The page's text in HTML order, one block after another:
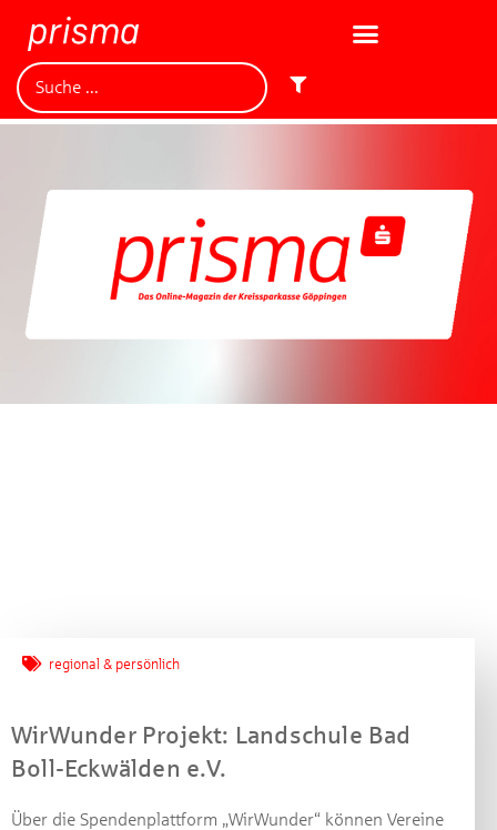
regional & persönlich
WirWunder Projekt: Landschule Bad
Boll-Eckwälden e.V.
Über die Spendenplattform „WirWunder“ können Vereine